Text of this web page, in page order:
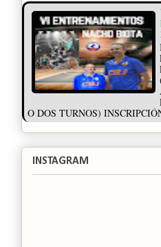
O DOS TURNOS)
INSTAGRAM